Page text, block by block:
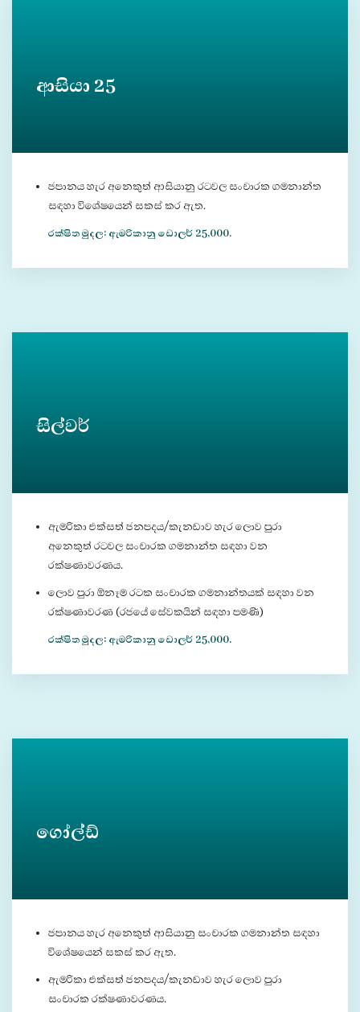
ආසියා 25
ජපානය හැර අනෙකුත් ආසියානු රටවල සංචාරක ගමනාන්ත
සඳහා විශේෂයෙන් සකස් කර ඇත.
රක්ෂිත මුදල: ඇමරිකානු ඩොලර් 25,000.
සිල්වර්
ඇමරිකා එක්සත් ජනපදය/කැනඩාව හැර ලොව පුරා
අනෙකුත් රටවල සංචාරක ගමනාන්ත සඳහා වන
රක්ෂණාවරණය.
ලොව පුරා ඕනෑම රටක සංචාරක ගමනාන්තයක් සඳහා වන
රක්ෂණාවරණ (රජයේ සේවකයින් සඳහා පමණි)
රක්ෂිත මුදල: ඇමරිකානු ඩොලර් 25,000.
ගෝල්ඩ්
ජපානය හැර අනෙකුත් ආසියානු සංචාරක ගමනාන්ත සඳහා
විශේෂයෙන් සකස් කර ඇත.
ඇමරිකා එක්සත් ජනපදය/කැනඩාව හැර ලොව පුරා
සංචාරක රක්ෂණාවරණය.